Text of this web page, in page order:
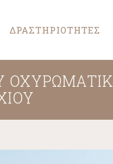
ΔΡΑΣΤΗΡΙΟΤΗΤΕΣ